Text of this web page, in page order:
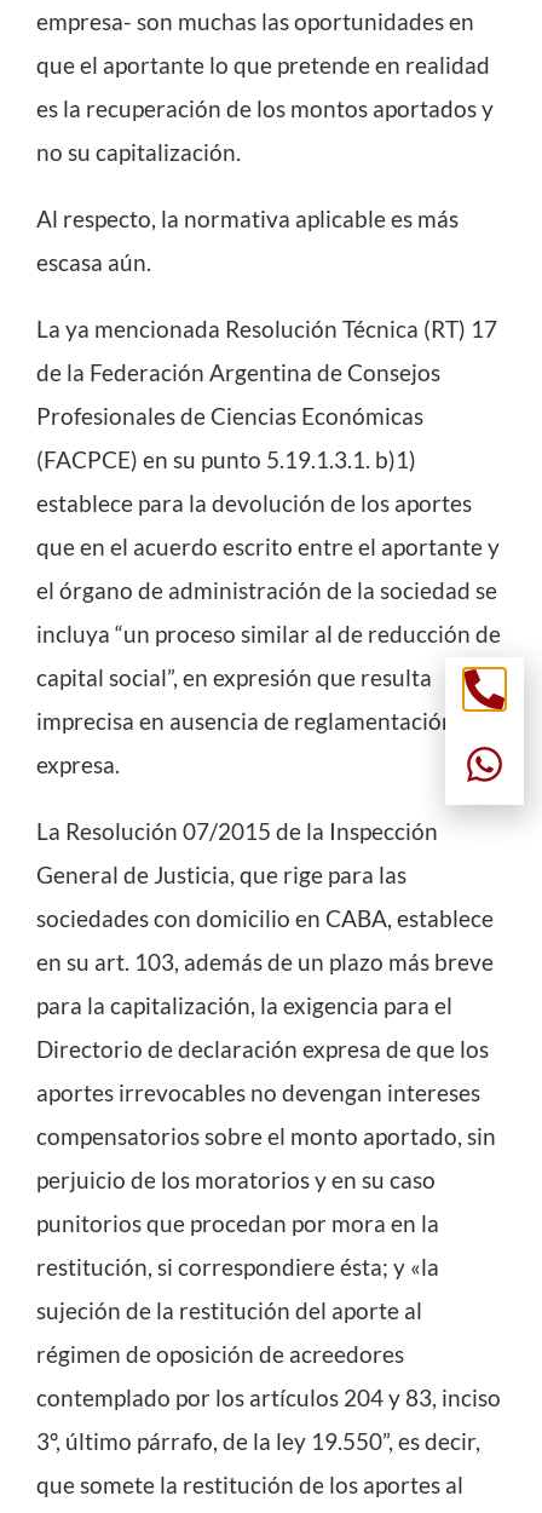
empresa- son muchas las oportunidades en
que el aportante lo que pretende en realidad
es la recuperación de los montos aportados y
no su capitalización.
Al respecto, la normativa aplicable es más
escasa aún.
La ya mencionada Resolución Técnica (RT) 17
de la Federación Argentina de Consejos
Profesionales de Ciencias Económicas
(FACPCE) en su punto 5.19.1.3.1. b)1)
establece para la devolución de los aportes
que en el acuerdo escrito entre el aportante y
el órgano de administración de la sociedad se
incluya “un proceso similar al de reducción de
capital social”, en expresión que resulta
imprecisa en ausencia de reglamentación
expresa.
La Resolución 07/2015 de la Inspección
General de Justicia, que rige para las
sociedades con domicilio en CABA, establece
en su art. 103, además de un plazo más breve
para la capitalización, la exigencia para el
Directorio de declaración expresa de que los
aportes irrevocables no devengan intereses
compensatorios sobre el monto aportado, sin
perjuicio de los moratorios y en su caso
punitorios que procedan por mora en la
restitución, si correspondiere ésta; y «la
sujeción de la restitución del aporte al
régimen de oposición de acreedores
contemplado por los artículos 204 y 83, inciso
3º, último párrafo, de la ley 19.550”, es decir,
que somete la restitución de los aportes al